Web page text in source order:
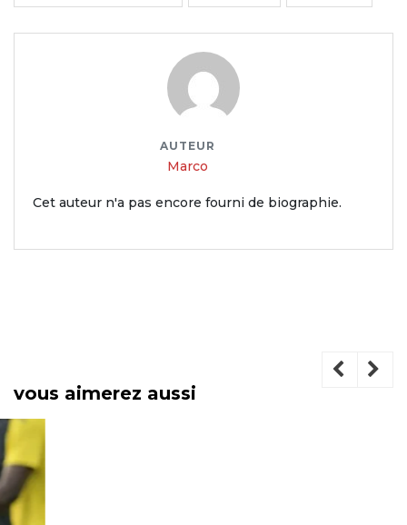
AUTEUR
Marco
Cet auteur n'a pas encore fourni de biographie.
vous aimerez aussi